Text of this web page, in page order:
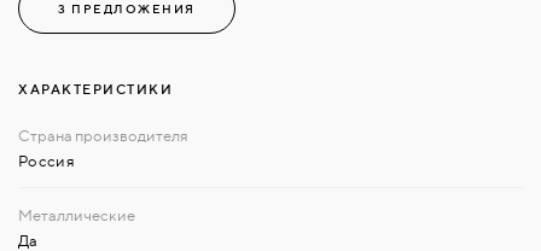
3 ПРЕДЛОЖЕНИЯ
ХАРАКТЕРИСТИКИ
Россия
Да